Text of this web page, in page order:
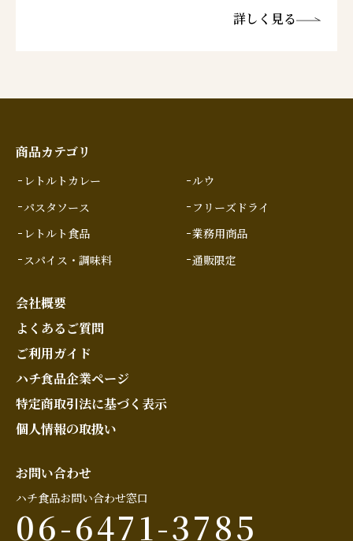
詳しく見る
商品カテゴリ
レトルトカレー
パスタソース
レトルト食品
スパイス・調味料
ルウ
フリーズドライ
業務用商品
通販限定
会社概要
よくあるご質問
ご利用ガイド
ハチ食品企業ページ
特定商取引法に基づく表示
個人情報の取扱い
お問い合わせ
ハチ食品お問い合わせ窓口
06-6471-3785